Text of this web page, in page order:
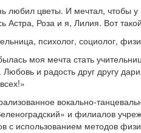
любил цветы. И мечтал, чтобы
Астра, Роза и я, Лилия. Вот
психолог, социолог,
моя мечта стать
и радость друг другу
вокально-
и филиалов
с использованием методов